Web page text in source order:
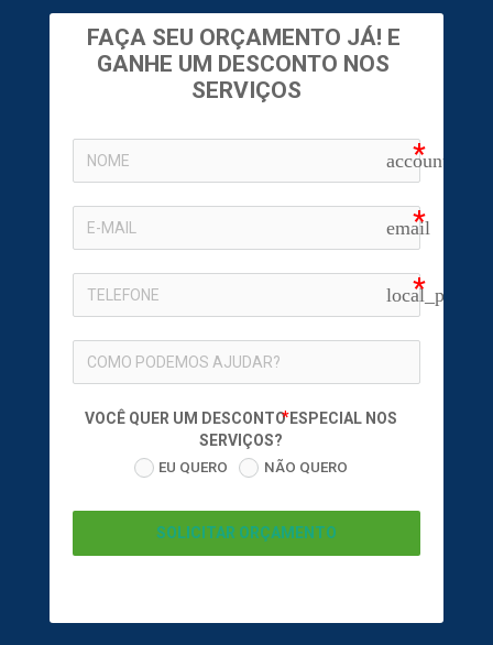
FAÇA SEU ORÇAMENTO JÁ! E
GANHE UM DESCONTO NOS
SERVIÇOS
email
local_phone
VOCÊ QUER UM DESCONTO ESPECIAL NOS
SERVIÇOS?
EU QUERO NÃO QUERO
SOLICITAR ORÇAMENTO